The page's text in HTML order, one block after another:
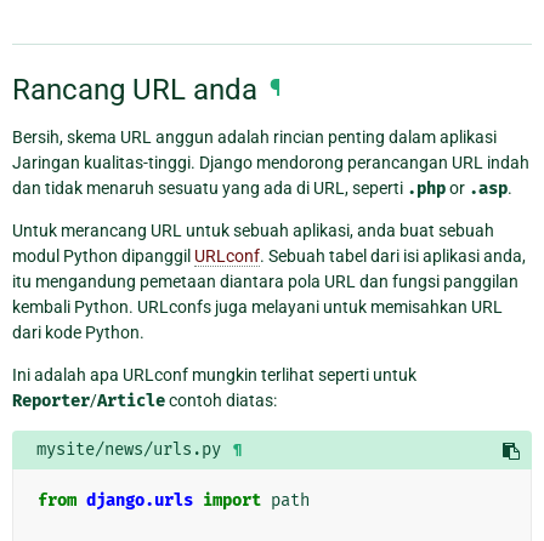
Rancang URL anda ¶
Bersih, skema URL anggun adalah rincian penting dalam aplikasi
Jaringan kualitas-tinggi. Django mendorong perancangan URL indah
dan tidak menaruh sesuatu yang ada di URL, seperti .phpor .asp.
Untuk merancang URL untuk sebuah aplikasi, anda buat sebuah
modul Python dipanggil URLconf. Sebuah tabel dari isi aplikasi anda,
itu mengandung pemetaan diantara pola URL dan fungsi panggilan
kembali Python. URLconfs juga melayani untuk memisahkan URL
dari kode Python.
Ini adalah apa URLconf mungkin terlihat seperti untuk
Reporter/Articlecontoh diatas:
mysite/news/urls.py ¶
from django.urls import path